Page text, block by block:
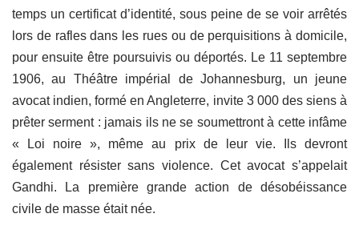
temps un certificat d’identité, sous peine de se voir arrêtés
lors de rafles dans les rues ou de perquisitions à domicile,
pour ensuite être poursuivis ou déportés. Le 11 septembre
1906, au Théâtre impérial de Johannesburg, un jeune
avocat indien, formé en Angleterre, invite 3 000 des siens à
prêter serment : jamais ils ne se soumettront à cette infâme
« Loi noire », même au prix de leur vie. Ils devront
également résister sans violence. Cet avocat s’appelait
Gandhi. La première grande action de désobéissance
civile de masse était née.